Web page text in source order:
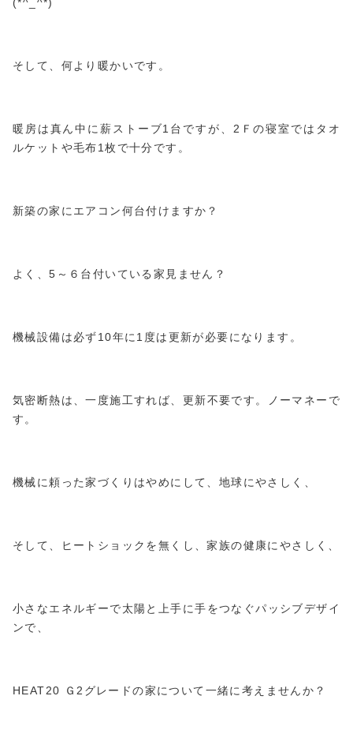
そして、何より暖かいです。
暖房は真ん中に薪ストーブ1台ですが、2Ｆの寝室ではタオ
ルケットや毛布1枚で十分です。
新築の家にエアコン何台付けますか？
よく、5～６台付いている家見ません？
機械設備は必ず10年に1度は更新が必要になります。
気密断熱は、一度施工すれば、更新不要です。ノーマネーで
す。
機械に頼った家づくりはやめにして、地球にやさしく、
そして、ヒートショックを無くし、家族の健康にやさしく、
小さなエネルギーで太陽と上手に手をつなぐパッシブデザイ
ンで、
HEAT20 Ｇ2グレードの家について一緒に考えませんか？